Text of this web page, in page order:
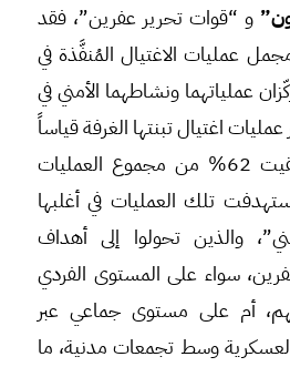
و “قوات تحرير عفرين”، فقد
38% من مجمل عمليات الاغتيال المُنفَّذة في
عملياتهما ونشاطهما الأمني في
اغتيال تبنتها الغرفة قياساً
بباقي المناطق. بينما بقيت 62% من مجموع العمليات
تلك العمليات في أغلبها
والذين تحولوا إلى أهداف
سواء على المستوى الفردي
أم على مستوى جماعي عبر
وسط تجمعات مدنية، ما